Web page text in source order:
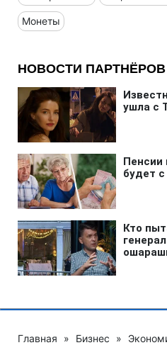
Монеты
Главная » Бизнес »